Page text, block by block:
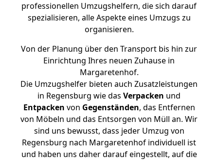
professionellen Umzugshelfern, die sich darauf
spezialisieren, alle Aspekte eines Umzugs zu
organisieren.
Von der Planung über den Transport bis hin zur
Einrichtung Ihres neuen Zuhause in
Margaretenhof.
Die Umzugshelfer bieten auch Zusatzleistungen
in Regensburg wie das Verpacken und
Entpacken von Gegenständen, das Entfernen
von Möbeln und das Entsorgen von Müll an. Wir
sind uns bewusst, dass jeder Umzug von
Regensburg nach Margaretenhof individuell ist
und haben uns daher darauf eingestellt, auf die